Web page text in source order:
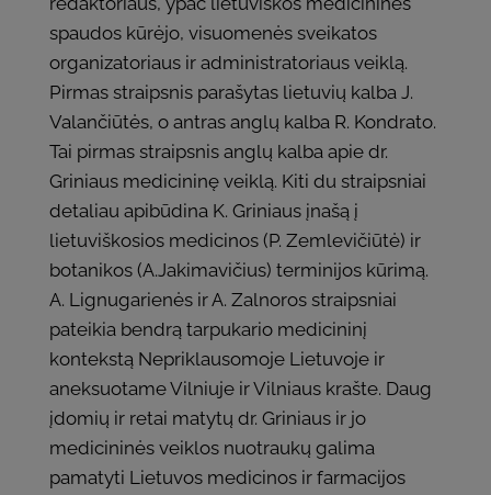
spaudos kūrėjo, visuomenės sveikatos
organizatoriaus ir administratoriaus veiklą.
Pirmas straipsnis parašytas lietuvių kalba J.
Valančiūtės, o antras anglų kalba R. Kondrato.
Tai pirmas straipsnis anglų kalba apie dr.
Griniaus medicininę veiklą. Kiti du straipsniai
detaliau apibūdina K. Griniaus įnašą į
lietuviškosios medicinos (P. Zemlevičiūtė) ir
botanikos (A.Jakimavičius) terminijos kūrimą.
A. Lignugarienės ir A. Zalnoros straipsniai
pateikia bendrą tarpukario medicininį
kontekstą Nepriklausomoje Lietuvoje ir
aneksuotame Vilniuje ir Vilniaus krašte. Daug
įdomių ir retai matytų dr. Griniaus ir jo
medicininės veiklos nuotraukų galima
pamatyti Lietuvos medicinos ir farmacijos